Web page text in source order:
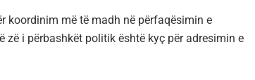
koordinim më të madh në përfaqësimin e
zë i përbashkët politik është kyç për adresimin e